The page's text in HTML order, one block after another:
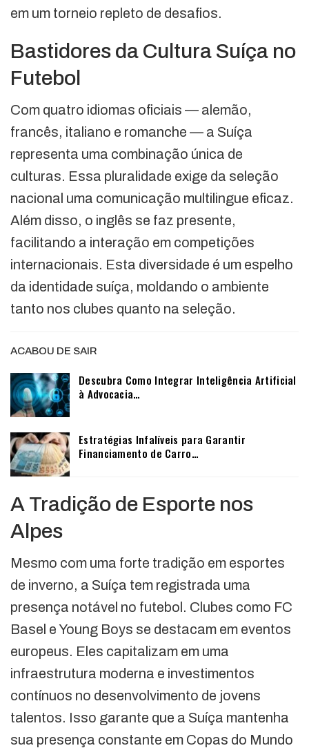
em um torneio repleto de desafios.
Bastidores da Cultura Suíça no
Futebol
Com quatro idiomas oficiais — alemão,
francês, italiano e romanche — a Suíça
representa uma combinação única de
culturas. Essa pluralidade exige da seleção
nacional uma comunicação multilingue eficaz.
Além disso, o inglês se faz presente,
facilitando a interação em competições
internacionais. Esta diversidade é um espelho
da identidade suíça, moldando o ambiente
tanto nos clubes quanto na seleção.
ACABOU DE SAIR
Descubra Como Integrar Inteligência Artificial
à Advocacia…
Estratégias Infalíveis para Garantir
Financiamento de Carro…
A Tradição de Esporte nos
Alpes
Mesmo com uma forte tradição em esportes
de inverno, a Suíça tem registrada uma
presença notável no futebol. Clubes como FC
Basel e Young Boys se destacam em eventos
europeus. Eles capitalizam em uma
infraestrutura moderna e investimentos
contínuos no desenvolvimento de jovens
talentos. Isso garante que a Suíça mantenha
sua presença constante em Copas do Mundo